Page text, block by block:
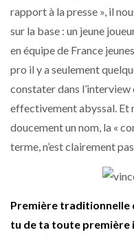
rapport à la presse », il
sur la base : un jeune
en équipe de France
pro il y a seulement
constater dans l’interview
effectivement abyssal. Et
doucement un nom, la «
terme, n’est clairement
Première traditionnelle
tu de ta toute première